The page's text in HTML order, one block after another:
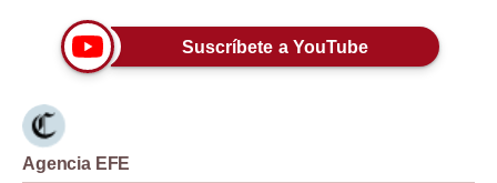
Tendencias
Lujo
Viajes
Moda
Suscríbete a YouTube
Agencia EFE